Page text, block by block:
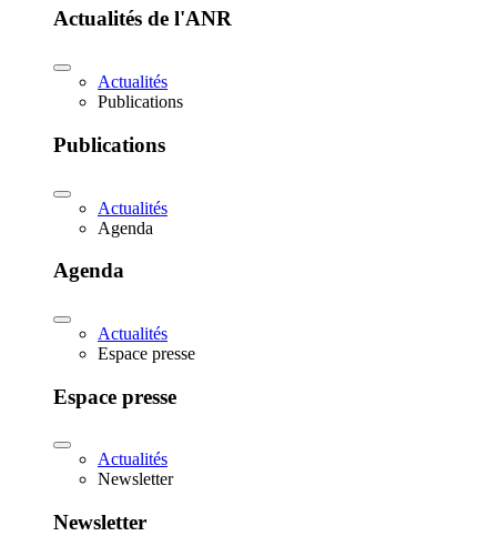
Actualités de l'ANR
Actualités
Publications
Publications
Actualités
Agenda
Agenda
Actualités
Espace presse
Espace presse
Actualités
Newsletter
Newsletter